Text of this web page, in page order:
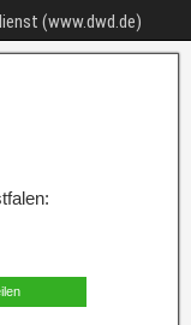
(www.dwd.de)